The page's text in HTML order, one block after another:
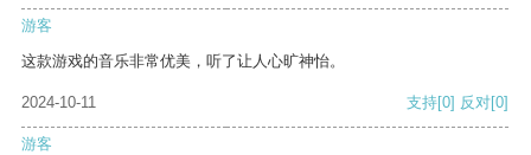
游客
这款游戏的音乐非常优美，听了让人心旷神怡。
2024-10-11 支持[0] 反对[0]
游客